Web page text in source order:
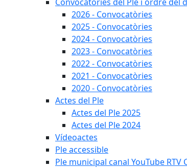
2026 - Convocatòries
2025 - Convocatòries
2024 - Convocatòries
2023 - Convocatòries
2022 - Convocatòries
2021 - Convocatòries
2020 - Convocatòries
Actes del Ple
Actes del Ple 2025
Actes del Ple 2024
Vídeoactes
Ple accessible
Ple municipal canal YouTube RTV